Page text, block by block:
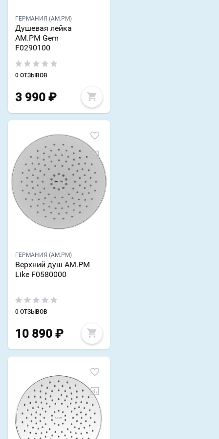
ГЕРМАНИЯ (AM.PM)
Душевая лейка
AM.PM Gem
F0290100
0 ОТЗЫВОВ
3 990 ₽
ГЕРМАНИЯ (AM.PM)
Верхний душ AM.PM
Like F0580000
0 ОТЗЫВОВ
10 890 ₽